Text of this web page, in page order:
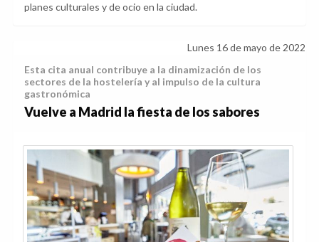
planes culturales y de ocio en la ciudad.
Lunes 16 de mayo de 2022
Esta cita anual contribuye a la dinamización de los
sectores de la hostelería y al impulso de la cultura
gastronómica
Vuelve a Madrid la fiesta de los sabores